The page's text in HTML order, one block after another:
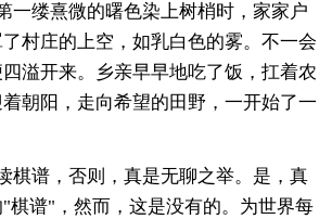
一缕熹微的曙色染上树梢时，家家户
村庄的上空，如乳白色的雾。不一会
溢开来。乡亲早早地吃了饭，扛着农
朝阳，走向希望的田野，一开始了一
棋谱，否则，真是无聊之举。是，真
棋谱"，然而，这是没有的。为世界每